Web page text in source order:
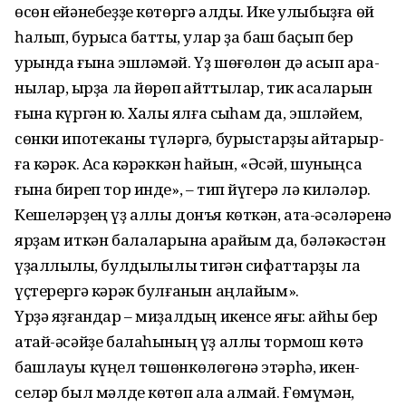
өсөн ейә­небеҙҙе көтөргә алдыҡ. Ике улыбыҙға өй
һалып, бурысҡа бат­тыҡ, улар ҙа баш баҫып бер
урында ғына эшләмәй. Үҙ шөғөлөн дә асып ҡара­
нылар, ҡырҙа ла йөрөп ҡайтты­лар, тик аҡса­ларын
ғына күргән юҡ. Хаҡлы ялға сыҡһам да, эшләйем,
сөнки ипотеканы түләр­гә, бурыстарҙы ҡайта­рыр­
ға кәрәк. Аҡса кәрәккән һайын, «Әсәй, шуныңса
ғына биреп тор инде», – тип йүгерә лә киләләр.
Кешеләрҙең үҙ аллы донъя көткән, ата-әсәләренә
ярҙам иткән балаларына ҡарайым да, бәлә­кәстән
үҙаллылыҡ, булдыҡлылыҡ ти­гән си­фаттарҙы ла
үҫтерергә кәрәк булға­нын аңлайым».
Үрҙә яҙғандар – миҙалдың икенсе яғы: ҡайһы бер
атай-әсәйҙе балаһы­ның үҙ аллы тормош көтә
башлауы күңел төшөнкөлөгөнә этәрһә, икен­
селәр был мәлде көтөп ала алмай. Ғөмүмән,